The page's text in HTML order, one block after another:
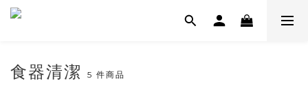
食器清潔 5 件商品